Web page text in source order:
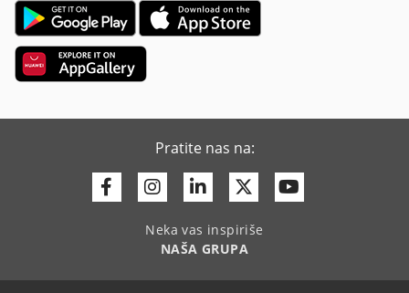
Pratite nas na:
FacebookInstagram
LinkedinTwitter
Neka vas inspiriše
NAŠA GRUPA